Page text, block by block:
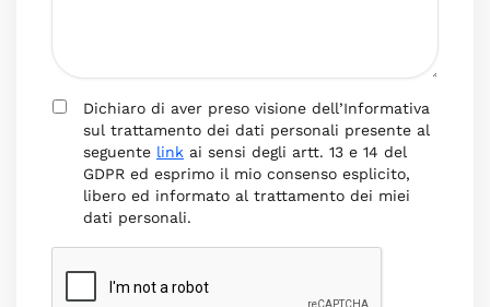
Dichiaro di aver preso visione dell’Informativa
sul trattamento dei dati personali presente al
seguente link ai sensi degli artt. 13 e 14 del
GDPR ed esprimo il mio consenso esplicito,
libero ed informato al trattamento dei miei
dati personali.